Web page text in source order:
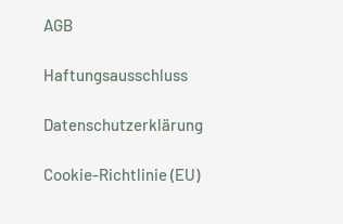
AGB
Haftungsausschluss
Datenschutzerklärung
Cookie-Richtlinie (EU)